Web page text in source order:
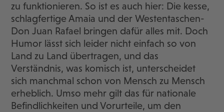
zu funktionieren. So ist es auch hier: Die kesse,
schlagfertige Amaia und der Westentaschen-
Don Juan Rafael bringen dafür alles mit. Doch
Humor lässt sich leider nicht einfach so von
Land zu Land übertragen, und das
Verständnis, was komisch ist, unterscheidet
sich manchmal schon von Mensch zu Mensch
erheblich. Umso mehr gilt das für nationale
Befindlichkeiten und Vorurteile, um den